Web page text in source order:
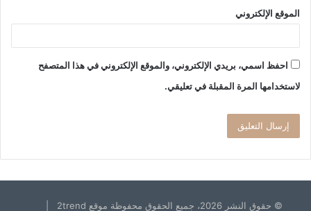
الموقع الإلكتروني
احفظ اسمي، بريدي الإلكتروني، والموقع الإلكتروني في هذا المتصفح
لاستخدامها المرة المقبلة في تعليقي.
© حقوق النشر 2026، جميع الحقوق محفوظة موقع 2trend |